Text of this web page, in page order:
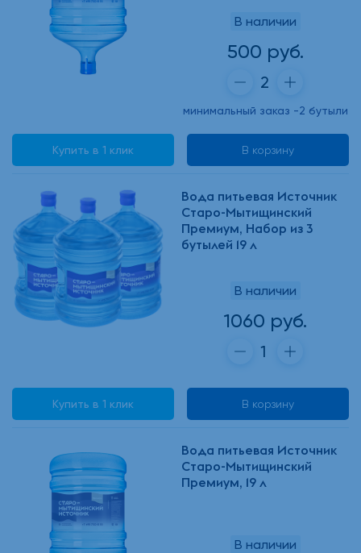
В наличии
500 руб.
минимальный заказ -2 бутыли
Купить в 1 клик В корзину
Вода питьевая Источник
Старо-Мытищинский
Премиум, Набор из 3
бутылей 19 л
В наличии
1060 руб.
Купить в 1 клик В корзину
Вода питьевая Источник
Старо-Мытищинский
Премиум, 19 л
В наличии